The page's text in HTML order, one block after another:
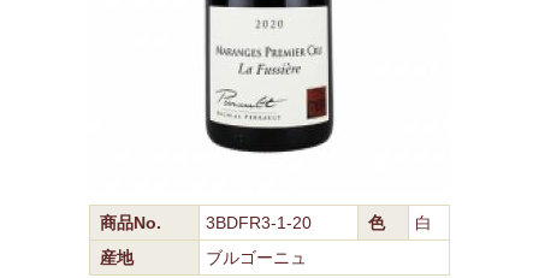
商品No. 3BDFR3-1-20 色
白
産地
ブルゴーニュ